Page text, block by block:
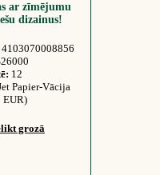
ar zīmējumu
dizainus!
4103070008856
12
Papier-Vācija
EUR)
grozā